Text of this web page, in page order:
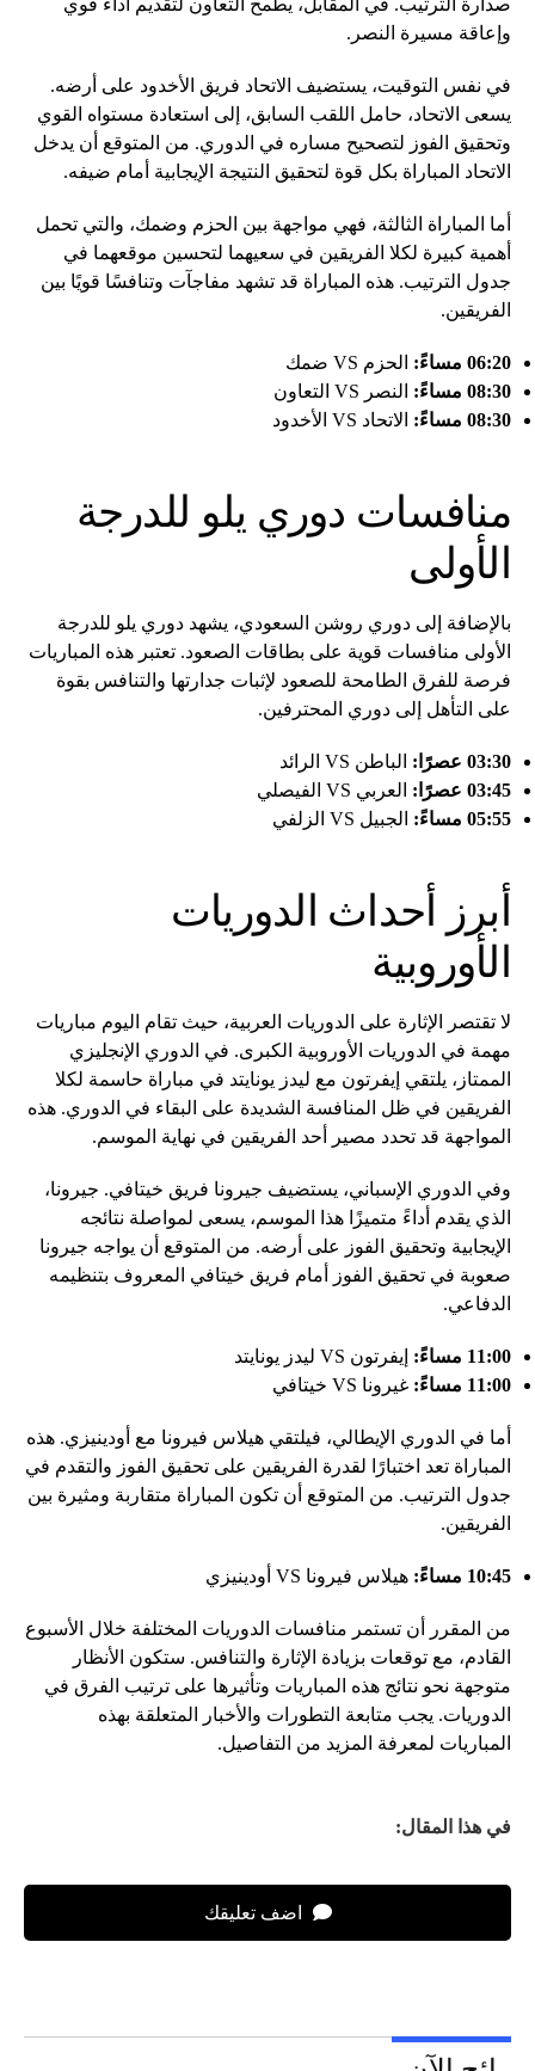
صدارة الترتيب. في المقابل، يطمح التعاون لتقديم أداء قوي
وإعاقة مسيرة النصر.
في نفس التوقيت، يستضيف الاتحاد فريق الأخدود على أرضه.
يسعى الاتحاد، حامل اللقب السابق، إلى استعادة مستواه القوي
وتحقيق الفوز لتصحيح مساره في الدوري. من المتوقع أن يدخل
الاتحاد المباراة بكل قوة لتحقيق النتيجة الإيجابية أمام ضيفه.
أما المباراة الثالثة، فهي مواجهة بين الحزم وضمك، والتي تحمل
أهمية كبيرة لكلا الفريقين في سعيهما لتحسين موقعهما في
جدول الترتيب. هذه المباراة قد تشهد مفاجآت وتنافسًا قويًا بين
الفريقين.
06:20 مساءً:
الحزم VS ضمك
08:30 مساءً:
النصر VS التعاون
08:30 مساءً:
الاتحاد VS الأخدود
منافسات دوري يلو للدرجة
الأولى
بالإضافة إلى دوري روشن السعودي، يشهد دوري يلو للدرجة
الأولى منافسات قوية على بطاقات الصعود. تعتبر هذه المباريات
فرصة للفرق الطامحة للصعود لإثبات جدارتها والتنافس بقوة
على التأهل إلى دوري المحترفين.
03:30 عصرًا:
الباطن VS الرائد
03:45 عصرًا:
العربي VS الفيصلي
05:55 مساءً:
الجبيل VS الزلفي
أبرز أحداث الدوريات
الأوروبية
لا تقتصر الإثارة على الدوريات العربية، حيث تقام اليوم مباريات
مهمة في الدوريات الأوروبية الكبرى. في الدوري الإنجليزي
الممتاز، يلتقي إيفرتون مع ليدز يونايتد في مباراة حاسمة لكلا
الفريقين في ظل المنافسة الشديدة على البقاء في الدوري. هذه
المواجهة قد تحدد مصير أحد الفريقين في نهاية الموسم.
وفي الدوري الإسباني، يستضيف جيرونا فريق خيتافي. جيرونا،
الذي يقدم أداءً متميزًا هذا الموسم، يسعى لمواصلة نتائجه
الإيجابية وتحقيق الفوز على أرضه. من المتوقع أن يواجه جيرونا
صعوبة في تحقيق الفوز أمام فريق خيتافي المعروف بتنظيمه
الدفاعي.
11:00 مساءً:
إيفرتون VS ليدز يونايتد
11:00 مساءً:
غيرونا VS خيتافي
أما في الدوري الإيطالي، فيلتقي هيلاس فيرونا مع أودينيزي. هذه
المباراة تعد اختبارًا لقدرة الفريقين على تحقيق الفوز والتقدم في
جدول الترتيب. من المتوقع أن تكون المباراة متقاربة ومثيرة بين
الفريقين.
10:45 مساءً: هيلاس فيرونا VS أودينيزي
من المقرر أن تستمر منافسات الدوريات المختلفة خلال الأسبوع
القادم، مع توقعات بزيادة الإثارة والتنافس. ستكون الأنظار
متوجهة نحو نتائج هذه المباريات وتأثيرها على ترتيب الفرق في
الدوريات. يجب متابعة التطورات والأخبار المتعلقة بهذه
المباريات لمعرفة المزيد من التفاصيل.
في هذا المقال:
اضف تعليقك